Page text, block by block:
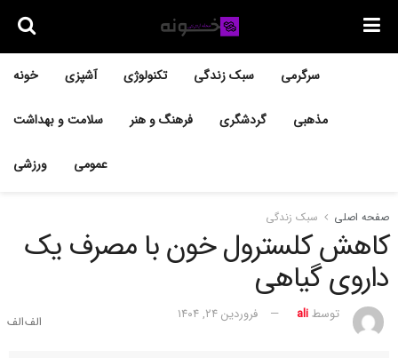
خونه آشپزی تکنولوژی سبک زندگی سرگرمی
سلامت و بهداشت فرهنگ و هنر گردشگری مذهبی
ورزشی عمومی
صفحه اصلی سبک زندگی
کاهش کلسترول خون با مصرف یک
داروی گیاهی
توسطali فروردین ۲۴, ۱۴۰۴